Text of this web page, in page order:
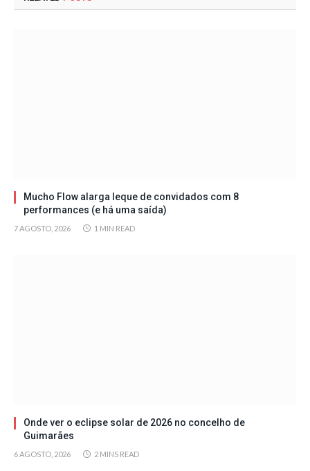
Mucho Flow alarga leque de convidados com 8
performances (e há uma saída)
7 AGOSTO, 2026 1 MIN READ
Onde ver o eclipse solar de 2026 no concelho de
Guimarães
6 AGOSTO, 2026 2 MINS READ